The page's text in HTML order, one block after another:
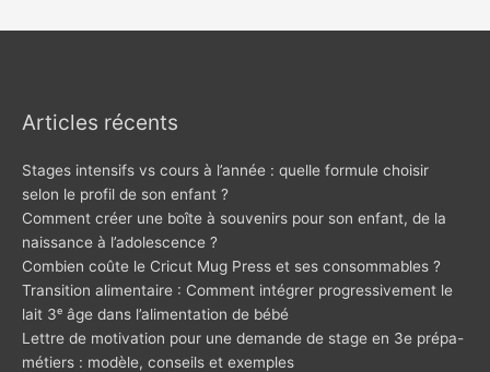
Articles récents
Stages intensifs vs cours à l’année : quelle formule choisir
selon le profil de son enfant ?
Comment créer une boîte à souvenirs pour son enfant, de la
naissance à l’adolescence ?
Combien coûte le Cricut Mug Press et ses consommables ?
Transition alimentaire : Comment intégrer progressivement le
lait 3ᵉ âge dans l’alimentation de bébé
Lettre de motivation pour une demande de stage en 3e prépa-
métiers : modèle, conseils et exemples